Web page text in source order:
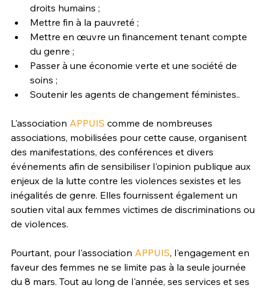
droits humains ;
Mettre fin à la pauvreté ;
Mettre en œuvre un financement tenant compte
du genre ;
Passer à une économie verte et une société de
soins ;
Soutenir les agents de changement féministes..
L'association APPUIS comme de nombreuses
associations, mobilisées pour cette cause, organisent
des manifestations, des conférences et divers
événements afin de sensibiliser l'opinion publique aux
enjeux de la lutte contre les violences sexistes et les
inégalités de genre. Elles fournissent également un
soutien vital aux femmes victimes de discriminations ou
de violences.
Pourtant, pour l'association APPUIS, l'engagement en
faveur des femmes ne se limite pas à la seule journée
du 8 mars. Tout au long de l'année, ses services et ses